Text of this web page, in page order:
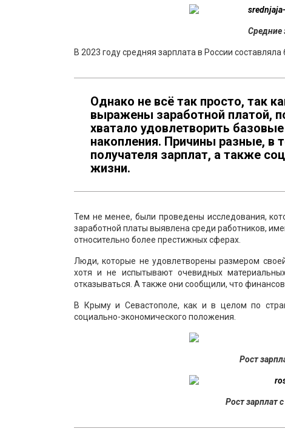
Средние
В 2023 году средняя зарплата в России
Однако не всё так просто, так
выражены заработной платой,
хватало удовлетворить
накопления. Причины разные, в
получателя зарплат, а также
жизни.
Тем не менее, были проведены исследования,
заработной платы выявлена среди работников,
относительно более престижных сферах.
Люди, которые не удовлетворены размером
хотя и не испытывают очевидных
отказываться. А также они сообщили, что
В Крыму и Севастополе, как и в целом по
социально-экономического положения.
Рост
Рост зарплат